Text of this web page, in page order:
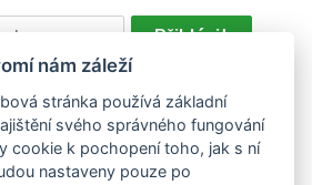
Přihlásit
zpracováním osobních údajů za účelem
nabídek společností Marie
se sídlem Bánov 697. Máte právo svůj
vzásadách zpracování osobních
údajů.
nám záleží
stránka používá základní
svého správného fungování
cookie k pochopení toho, jak s ní
nastaveny pouze po